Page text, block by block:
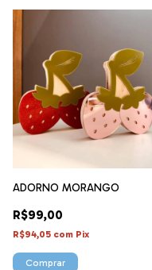
ADORNO MORANGO
R$99,00
R$94,05 com Pix
Comprar